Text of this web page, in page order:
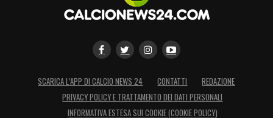
SCARICA L’APP DI CALCIO NEWS 24 CONTATTI
REDAZIONE
PRIVACY POLICY E TRATTAMENTO DEI DATI PERSONALI
INFORMATIVA ESTESA SUI COOKIE (COOKIE POLICY)